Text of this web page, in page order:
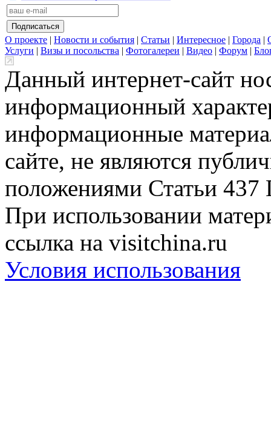
О проекте | Новости и события | Статьи | Интересное | Города |
Услуги | Визы и посольства | Фотогалереи | Видео | Форум |
Данный интернет-сайт
информационный
информационные
сайте, не являются
положениями Статьи 437
При использовании
ссылка на visitchina.ru
Условия использования